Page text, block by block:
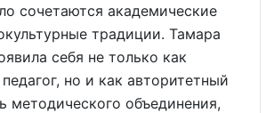
сочетаются академические
традиции. Тамара
себя не только как
но и как авторитетный
методического объединения,